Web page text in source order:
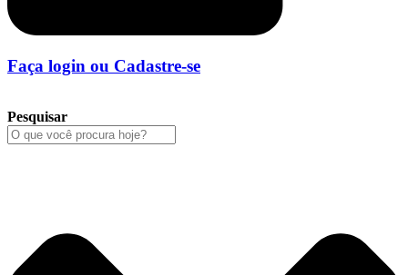
Faça login ou Cadastre-se
Pesquisar